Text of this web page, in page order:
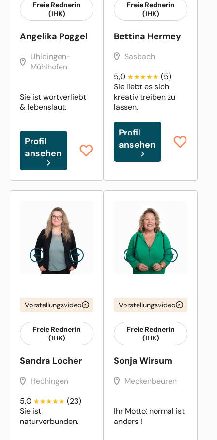
Freie Rednerin
(IHK)
Angelika Poggel
Uhldingen-
Mühlhofen
Sie ist wortverliebt
& lebenslaut.
Profil
ansehen
Freie Rednerin
(IHK)
Bettina Hermey
Sasbach
5,0
(5)
Sie liebt es sich
kreativ treiben zu
lassen.
Profil
ansehen
Vorstellungsvideo
Freie Rednerin
(IHK)
Sandra Locher
Hechingen
5,0
(23)
Sie ist
naturverbunden.
Vorstellungsvideo
Freie Rednerin
(IHK)
Sonja Wirsum
Meckenbeuren
Ihr Motto: normal ist
anders !